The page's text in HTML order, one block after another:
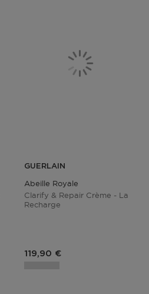
GUERLAIN
Abeille Royale
Clarify & Repair Crème - La
Recharge
Prix du produit
119,90 €